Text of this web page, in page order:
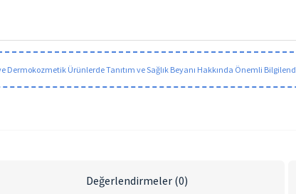
Dermokozmetik Ürünlerde Tanıtım ve Sağlık Beyanı Hakkında Önemli
Değerlendirmeler (0)